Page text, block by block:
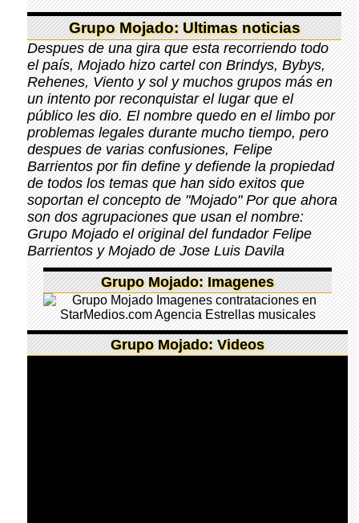
Grupo Mojado: Ultimas noticias
Despues de una gira que esta recorriendo todo
el país, Mojado hizo cartel con Brindys, Bybys,
Rehenes, Viento y sol y muchos grupos más en
un intento por reconquistar el lugar que el
público les dio. El nombre quedo en el limbo por
problemas legales durante mucho tiempo, pero
despues de varias confusiones, Felipe
Barrientos por fin define y defiende la propiedad
de todos los temas que han sido exitos que
soportan el concepto de "Mojado" Por que ahora
son dos agrupaciones que usan el nombre:
Grupo Mojado el original del fundador Felipe
Barrientos y Mojado de Jose Luis Davila
Grupo Mojado: Imagenes
Grupo Mojado: Videos